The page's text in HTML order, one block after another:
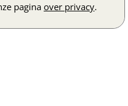
pagina over privacy.